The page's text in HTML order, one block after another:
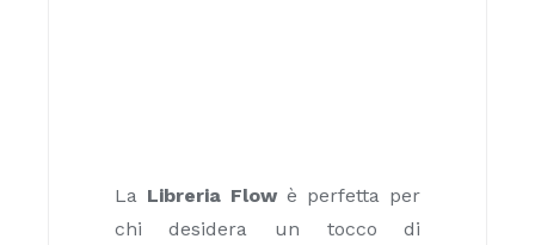
La Libreria Flowè perfetta per
chi desidera un tocco di